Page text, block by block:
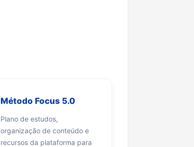
Método Focus 5.0
Plano de estudos,
organização de conteúdo e
recursos da plataforma para